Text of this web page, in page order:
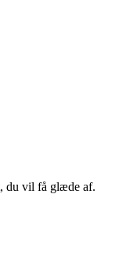
du vil få glæde af.